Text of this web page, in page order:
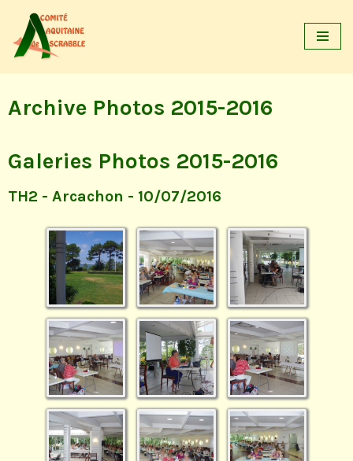
Aller
au
Archive Photos 2015-2016
Galeries Photos 2015-2016
TH2 - Arcachon - 10/07/2016